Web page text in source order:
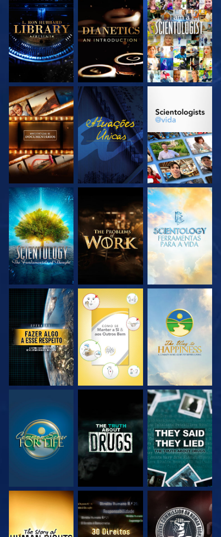
EXPLORE A SÉRIE EXPLORE A SÉRIE VEJA
EXPLORE A SÉRIE VEJA EXPLORE A SÉRIE
EXPLORE A SÉRIE EXPLORE A SÉRIE EXPLORE A SÉRIE
VEJA VEJA VEJA
VEJA VEJA VEJA
VEJA VEJA VEJA